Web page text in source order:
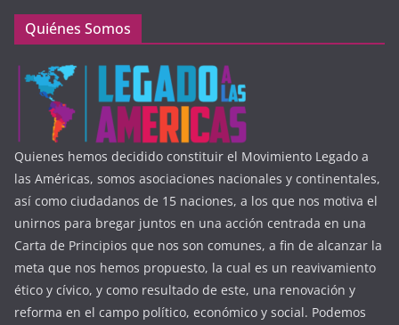
Quiénes Somos
Quienes hemos decidido constituir el Movimiento Legado a
las Américas, somos asociaciones nacionales y continentales,
así como ciudadanos de 15 naciones, a los que nos motiva el
unirnos para bregar juntos en una acción centrada en una
Carta de Principios que nos son comunes, a fin de alcanzar la
meta que nos hemos propuesto, la cual es un reavivamiento
ético y cívico, y como resultado de este, una renovación y
reforma en el campo político, económico y social. Podemos